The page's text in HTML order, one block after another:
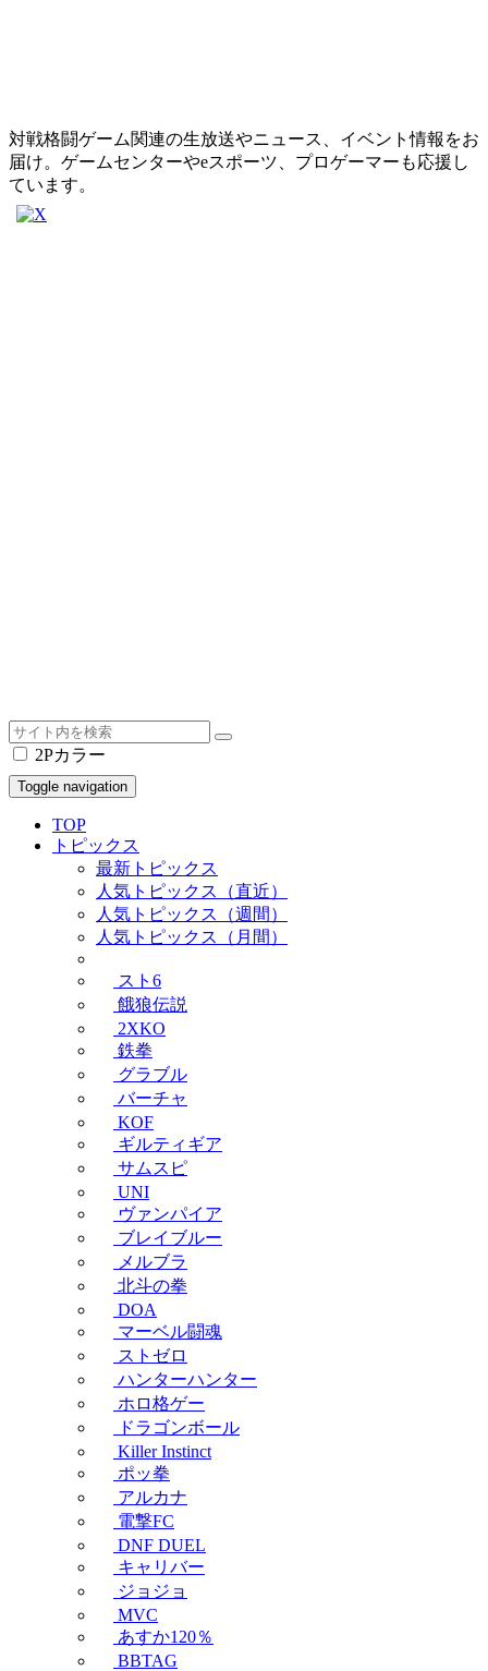
対戦格闘ゲーム関連の生放送やニュース、イベント情報をお
届け。ゲームセンターやeスポーツ、プロゲーマーも応援し
ています。
2Pカラー
Toggle navigation
TOP
トピックス
最新トピックス
人気トピックス（直近）
人気トピックス（週間）
人気トピックス（月間）
スト6
餓狼伝説
2XKO
鉄拳
グラブル
バーチャ
KOF
ギルティギア
サムスピ
UNI
ヴァンパイア
ブレイブルー
メルブラ
北斗の拳
DOA
マーベル闘魂
ストゼロ
ハンターハンター
ホロ格ゲー
ドラゴンボール
Killer Instinct
ポッ拳
アルカナ
電撃FC
DNF DUEL
キャリバー
ジョジョ
MVC
あすか120％
BBTAG